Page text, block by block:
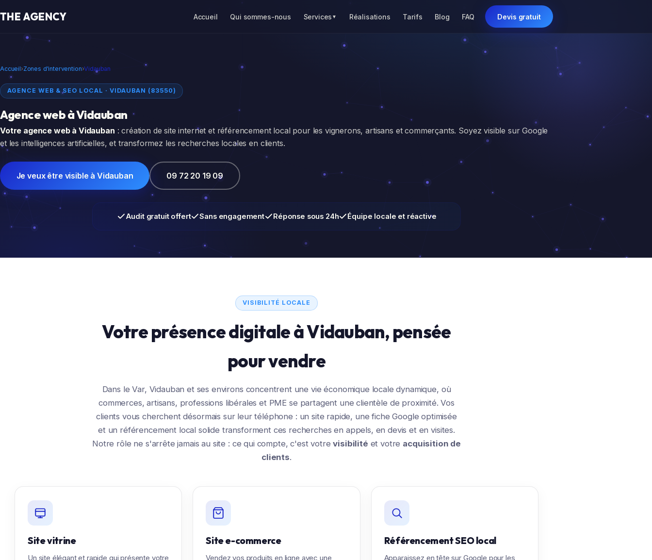
THE AGENCY Accueil Qui sommes-nous Services ▼ Réalisations Tarifs Blog FAQ Devis gratuit
Accueil›Zones d'intervention›Vidauban
AGENCE WEB & SEO LOCAL · VIDAUBAN (83550)
Agence web àVidauban
Votre agence web à Vidauban : création de site internet et référencement local pour les vignerons, artisans et commerçants. Soyez visible sur Google
et les intelligences artificielles, et transformez les recherches locales en clients.
Je veux être visible à Vidauban 09 72 20 19 09
Audit gratuit offert Sans engagement Réponse sous 24h Équipe locale et réactive
VISIBILITÉ LOCALE
Votre présence digitale à Vidauban, pensée
pour vendre
Dans le Var, Vidauban et ses environs concentrent une vie économique locale dynamique, où
commerces, artisans, professions libérales et PME se partagent une clientèle de proximité. Vos
clients vous cherchent désormais sur leur téléphone : un site rapide, une fiche Google optimisée
et un référencement local solide transforment ces recherches en appels, en devis et en visites.
Notre rôle ne s'arrête jamais au site : ce qui compte, c'est votrevisibilité et votre acquisition de
clients.
Site vitrine
Un site élégant et rapide qui présente votre
Site e-commerce
Vendez vos produits en ligne avec une
Référencement SEO local
Apparaissez en tête sur Google pour les